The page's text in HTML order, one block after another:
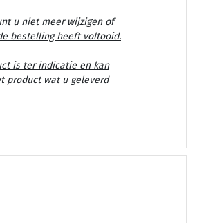
u niet meer wijzigen of
bestelling heeft voltooid.
is ter indicatie en kan
product wat u geleverd